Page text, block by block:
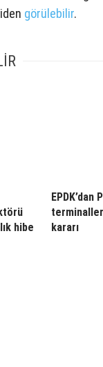
görülebilir.
hibe
kararı